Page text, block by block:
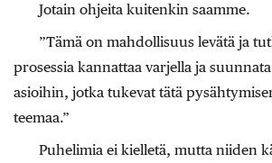
Jotain ohjeita kuitenkin saamme.
”Tämä on mahdollisuus levätä ja
prosessia kannattaa varjella ja
asioihin, jotka tukevat tätä
teemaa.”
Puhelimia ei kielletä, mutta niiden